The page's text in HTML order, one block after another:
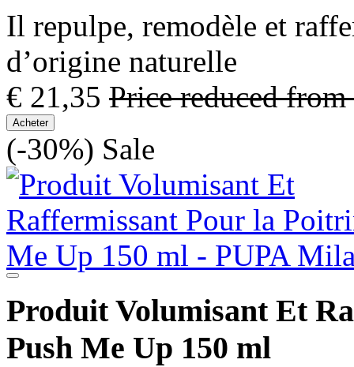
Il repulpe, remodèle et
d’origine naturelle
€ 21,35 Price reduced from
Acheter
(-30%) Sale
Produit Volumisant Et
Push Me Up 150 ml